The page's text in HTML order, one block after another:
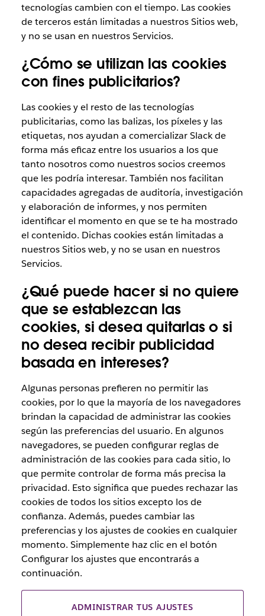
tecnologías cambien con el tiempo. Las cookies
de terceros están limitadas a nuestros Sitios web,
y no se usan en nuestros Servicios.
¿Cómo se utilizan las cookies
con fines publicitarios?
Las cookies y el resto de las tecnologías
publicitarias, como las balizas, los píxeles y las
etiquetas, nos ayudan a comercializar Slack de
forma más eficaz entre los usuarios a los que
tanto nosotros como nuestros socios creemos
que les podría interesar. También nos facilitan
capacidades agregadas de auditoría, investigación
y elaboración de informes, y nos permiten
identificar el momento en que se te ha mostrado
el contenido. Dichas cookies están limitadas a
nuestros Sitios web, y no se usan en nuestros
Servicios.
¿Qué puede hacer si no quiere
que se establezcan las
cookies, si desea quitarlas o si
no desea recibir publicidad
basada en intereses?
Algunas personas prefieren no permitir las
cookies, por lo que la mayoría de los navegadores
brindan la capacidad de administrar las cookies
según las preferencias del usuario. En algunos
navegadores, se pueden configurar reglas de
administración de las cookies para cada sitio, lo
que permite controlar de forma más precisa la
privacidad. Esto significa que puedes rechazar las
cookies de todos los sitios excepto los de
confianza. Además, puedes cambiar las
preferencias y los ajustes de cookies en cualquier
momento. Simplemente haz clic en el botón
Configurar los ajustes que encontrarás a
continuación.
ADMINISTRAR TUS AJUSTES